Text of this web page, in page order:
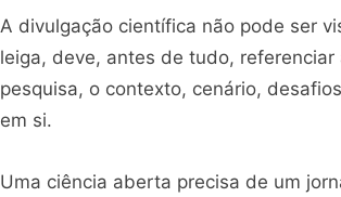
A divulgação científica não pode ser
leiga, deve, antes de tudo,
pesquisa, o contexto, cenário,
em si.
Uma ciência aberta precisa de um